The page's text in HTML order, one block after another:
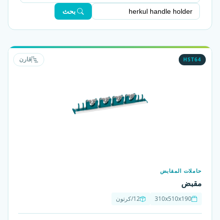
بحث
HST64 قارن
حاملات المقابض
مقبض
310x510x190 12/كرتون